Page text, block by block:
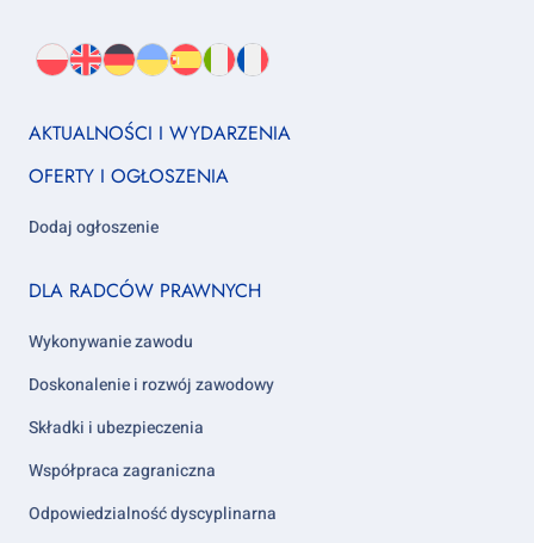
Wybierz
język:
PL
O
EN
About
DE
About
UK
About
ES
About
IT
About
FR
About
Footer
1
AKTUALNOŚCI I WYDARZENIA
OFERTY I OGŁOSZENIA
Dodaj ogłoszenie
Footer
2
DLA RADCÓW PRAWNYCH
Wykonywanie zawodu
Doskonalenie i rozwój zawodowy
Składki i ubezpieczenia
Współpraca zagraniczna
Odpowiedzialność dyscyplinarna